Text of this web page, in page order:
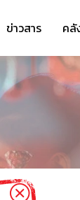
ข่าวสาร คลั